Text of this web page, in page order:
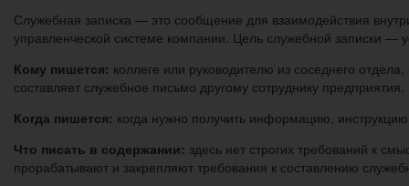
Служебная записка — это сообщение для взаимодействия
управленческой системе компании. Цель служебной записки
Кому пишется: коллеге или руководителю из соседнего
составляет служебное письмо другому сотруднику предприятия.
Когда пишется: когда нужно получить информацию,
Что писать в содержании: здесь нет строгих требований к
прорабатывают и закрепляют требования к составлению